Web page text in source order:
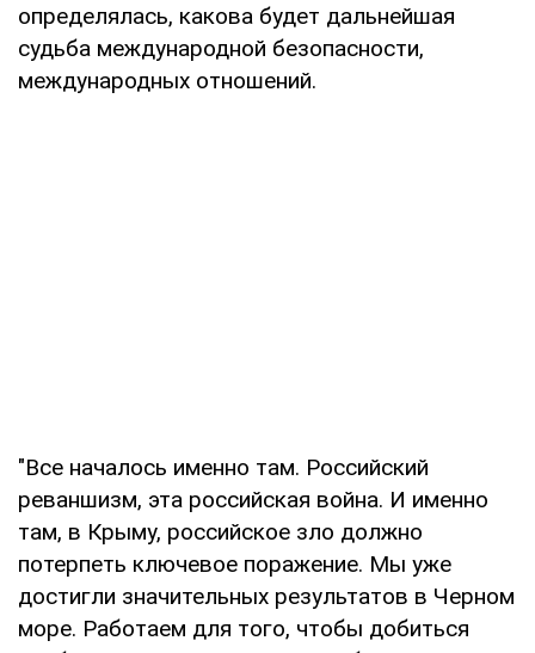
определялась, какова будет дальнейшая
судьба международной безопасности,
международных отношений.
"Все началось именно там. Российский
реваншизм, эта российская война. И именно
там, в Крыму, российское зло должно
потерпеть ключевое поражение. Мы уже
достигли значительных результатов в Черном
море. Работаем для того, чтобы добиться